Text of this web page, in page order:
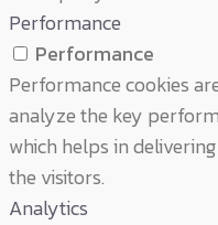
Performance
Performance
Performance cookies
analyze the key
which helps in
the visitors.
Analytics